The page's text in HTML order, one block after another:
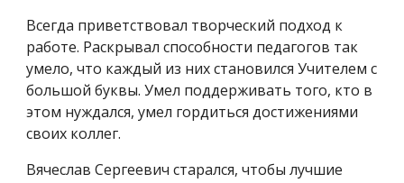
Всегда приветствовал творческий подход к
работе. Раскрывал способности педагогов так
умело, что каждый из них становился Учителем с
большой буквы. Умел поддерживать того, кто в
этом нуждался, умел гордиться достижениями
своих коллег.
Вячеслав Сергеевич старался, чтобы лучшие